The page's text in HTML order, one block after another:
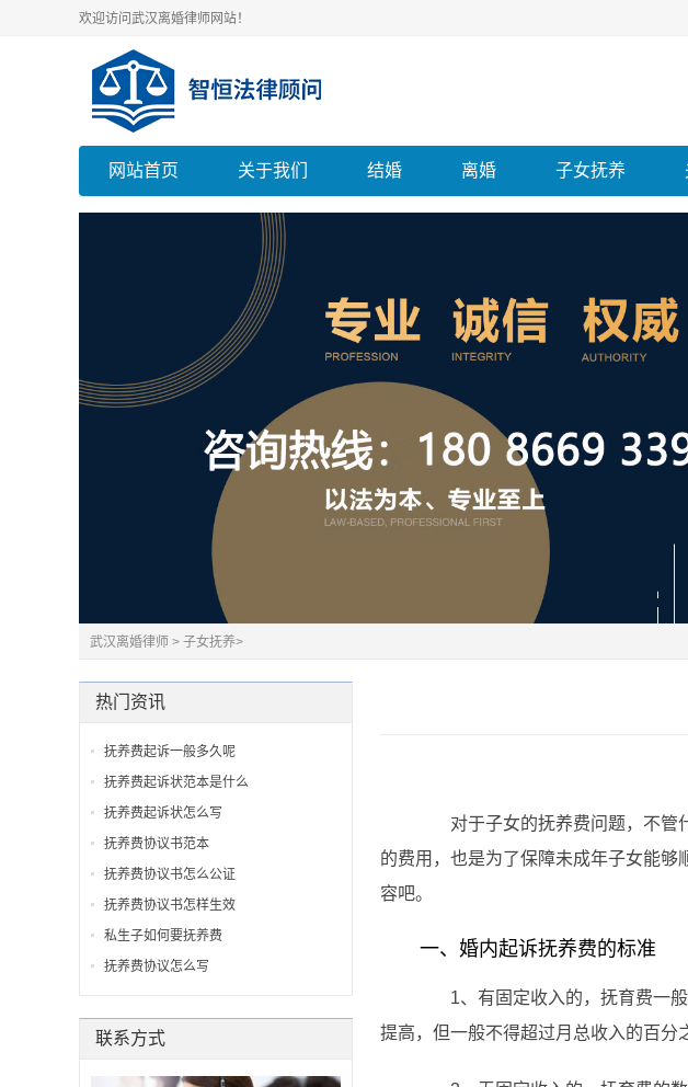
欢迎访问武汉离婚律师网站！
网站首页 关于我们 结婚 离婚 子女抚养
武汉离婚律师 > 子女抚养>
对于子女的抚养费问题，不管什
的费用，也是为了保障未成年子女能
容吧。
一、婚内起诉抚养费的标准
1、有固定收入的，抚育费一般
提高，但一般不得超过月总收入的百分
热门资讯
抚养费起诉一般多久呢
抚养费起诉状范本是什么
抚养费起诉状怎么写
抚养费协议书范本
抚养费协议书怎么公证
抚养费协议书怎样生效
私生子如何要抚养费
抚养费协议怎么写
联系方式